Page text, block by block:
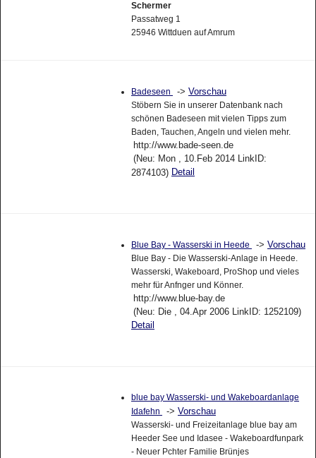
Schermer
Passatweg 1
25946 Wittduen auf Amrum
Badeseen -> Vorschau
Stöbern Sie in unserer Datenbank nach
schönen Badeseen mit vielen Tipps zum
Baden, Tauchen, Angeln und vielen mehr.
http://www.bade-seen.de
(Neu: Mon , 10.Feb 2014 LinkID:
2874103) Detail
Blue Bay - Wasserski in Heede -> Vorschau
Blue Bay - Die Wasserski-Anlage in Heede.
Wasserski, Wakeboard, ProShop und vieles
mehr für Anfnger und Könner.
http://www.blue-bay.de
(Neu: Die , 04.Apr 2006 LinkID: 1252109)
Detail
blue bay Wasserski- und Wakeboardanlage
Idafehn
-> Vorschau
Wasserski- und Freizeitanlage blue bay am
Heeder See und Idasee - Wakeboardfunpark
- Neuer Pchter Familie Brünjes